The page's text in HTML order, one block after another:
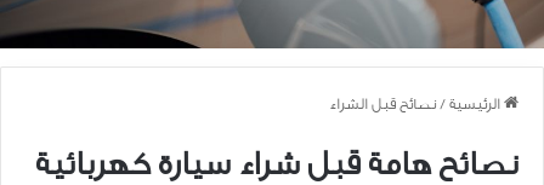
الرئيسية / نصائح قبل الشراء
نصائح هامة قبل شراء سيارة كهربائية